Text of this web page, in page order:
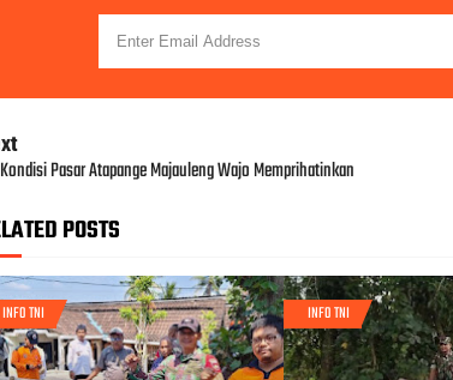
Kondisi Pasar Atapange Majauleng Wajo Memprihatinkan
POSTS
INFO TNI INFO TNI